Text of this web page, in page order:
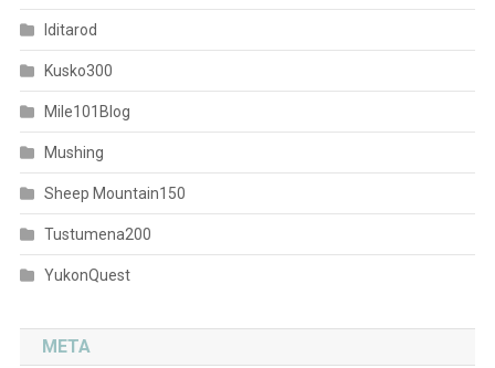
Iditarod
Kusko300
Mile101Blog
Mushing
Sheep Mountain150
Tustumena200
YukonQuest
META